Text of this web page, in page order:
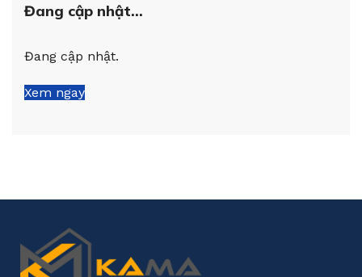
Đang cập nhật...
Đang cập nhật.
Xem ngay